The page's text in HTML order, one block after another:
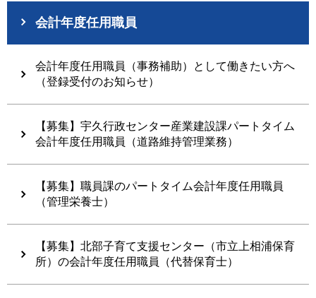
会計年度任用職員
会計年度任用職員（事務補助）として働きたい方へ
（登録受付のお知らせ）
【募集】宇久行政センター産業建設課パートタイム
会計年度任用職員（道路維持管理業務）
【募集】職員課のパートタイム会計年度任用職員
（管理栄養士）
【募集】北部子育て支援センター（市立上相浦保育
所）の会計年度任用職員（代替保育士）